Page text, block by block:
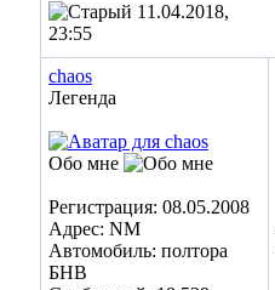
11.04.2018,
23:55
chaos
Легенда
Обо мне
Регистрация: 08.05.2008
Адрес: NM
Автомобиль: полтора
БНВ